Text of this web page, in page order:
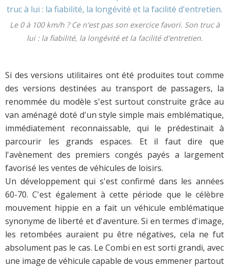
Le 0 à 100 km/h ? Ce n'est pas son exercice favori. Son truc à
lui : la fiabilité, la longévité et la facilité d'entretien.
Si des versions utilitaires ont été produites tout comme
des versions destinées au transport de passagers, la
renommée du modèle s'est surtout construite grâce au
van aménagé doté d'un style simple mais emblématique,
immédiatement reconnaissable, qui le prédestinait à
parcourir les grands espaces. Et il faut dire que
l'avènement des premiers congés payés a largement
favorisé les ventes de véhicules de loisirs.
Un développement qui s'est confirmé dans les années
60-70. C'est également à cette période que le célèbre
mouvement hippie en a fait un véhicule emblématique
synonyme de liberté et d'aventure. Si en termes d'image,
les retombées auraient pu être négatives, cela ne fut
absolument pas le cas. Le Combi en est sorti grandi, avec
une image de véhicule capable de vous emmener partout